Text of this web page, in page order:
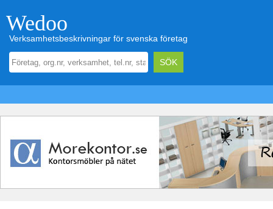
Wedoo
Verksamhetsbeskrivningar för svenska företag